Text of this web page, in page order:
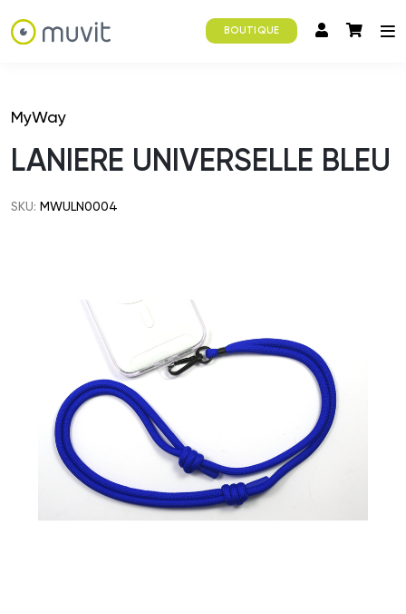
BOUTIQUE
MyWay
LANIERE UNIVERSELLE BLEU
SKU: MWULN0004